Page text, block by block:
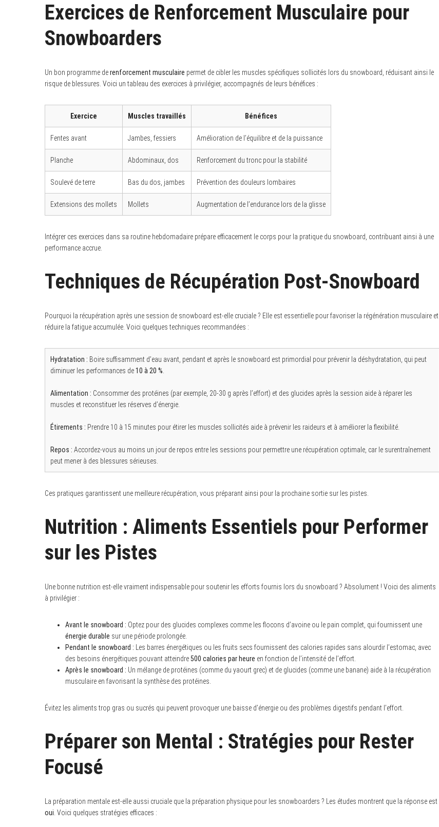
Exercices de Renforcement Musculaire pour
Snowboarders
Un bon programme derenforcement musculaire permet de cibler les muscles spécifiques sollicités lors du snowboard, réduisant ainsi le
risque de blessures. Voici un tableau des exercices à privilégier, accompagnés de leurs bénéfices :
Exercice Muscles travaillés Bénéfices
Fentes avant Jambes, fessiers Amélioration de l’équilibre et de la puissance
Planche Abdominaux, dos Renforcement du tronc pour la stabilité
Soulevé de terre Bas du dos, jambes Prévention des douleurs lombaires
Extensions des mollets Mollets Augmentation de l’endurance lors de la glisse
Intégrer ces exercices dans sa routine hebdomadaire prépare efficacement le corps pour la pratique du snowboard, contribuant ainsi à une
performance accrue.
Techniques de Récupération Post-Snowboard
Pourquoi la récupération après une session de snowboard est-elle cruciale ? Elle est essentielle pour favoriser la régénération musculaire et
réduire la fatigue accumulée. Voici quelques techniques recommandées :
Hydratation : Boire suffisamment d’eau avant, pendant et après le snowboard est primordial pour prévenir la déshydratation, qui peut
diminuer les performances de10 à 20 %.
Alimentation : Consommer des protéines (par exemple, 20-30 g après l’effort) et des glucides après la session aide à réparer les
muscles et reconstituer les réserves d’énergie.
Étirements : Prendre 10 à 15 minutes pour étirer les muscles sollicités aide à prévenir les raideurs et à améliorer la flexibilité.
Repos : Accordez-vous au moins un jour de repos entre les sessions pour permettre une récupération optimale, car le surentraînement
peut mener à des blessures sérieuses.
Ces pratiques garantissent une meilleure récupération, vous préparant ainsi pour la prochaine sortie sur les pistes.
Nutrition : Aliments Essentiels pour Performer
sur les Pistes
Une bonne nutrition est-elle vraiment indispensable pour soutenir les efforts fournis lors du snowboard ? Absolument ! Voici des aliments
à privilégier :
Avant le snowboard : Optez pour des glucides complexes comme les flocons d’avoine ou le pain complet, qui fournissent une
énergie durable sur une période prolongée.
Pendant le snowboard : Les barres énergétiques ou les fruits secs fournissent des calories rapides sans alourdir l’estomac, avec
des besoins énergétiques pouvant atteindre500 calories par heure en fonction de l’intensité de l’effort.
Après le snowboard : Un mélange de protéines (comme du yaourt grec) et de glucides (comme une banane) aide à la récupération
musculaire en favorisant la synthèse des protéines.
Évitez les aliments trop gras ou sucrés qui peuvent provoquer une baisse d’énergie ou des problèmes digestifs pendant l’effort.
Préparer son Mental : Stratégies pour Rester
Focusé
La préparation mentale est-elle aussi cruciale que la préparation physique pour les snowboarders ? Les études montrent que la réponse est
oui. Voici quelques stratégies efficaces :
o